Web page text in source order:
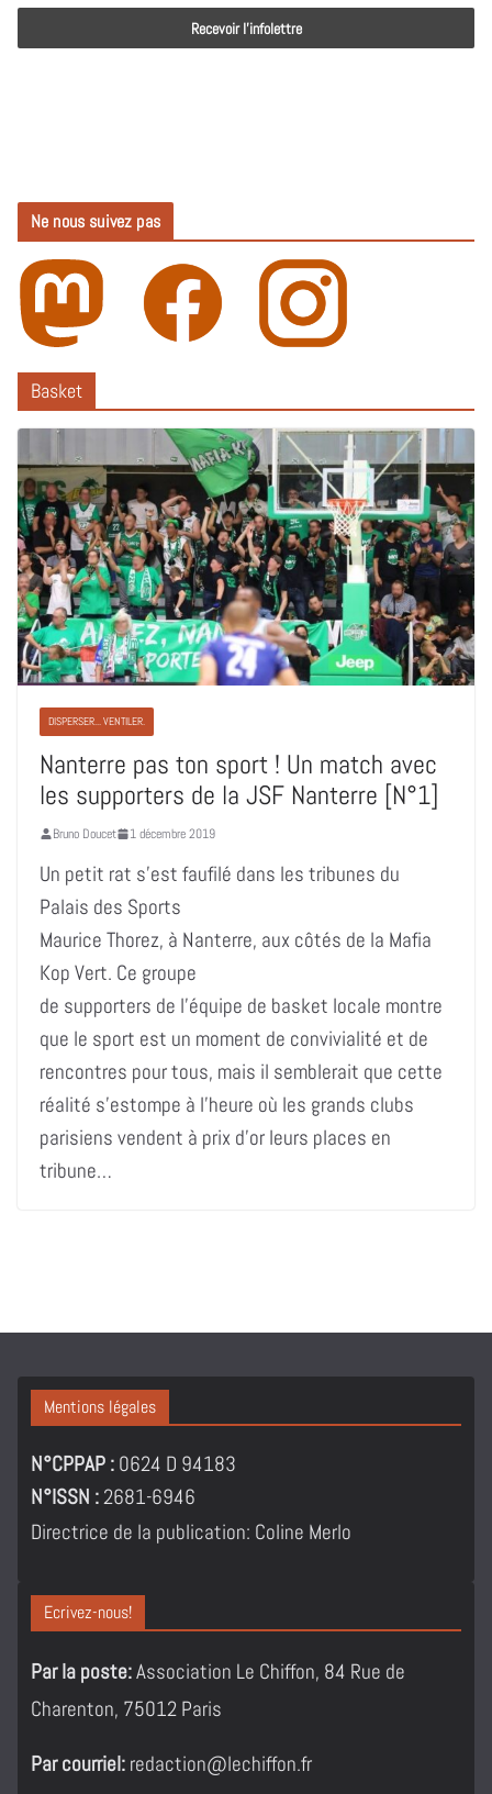
Basket
DISPERSER... VENTILER.
Nanterre pas ton sport ! Un match avec
les supporters de la JSF Nanterre [N°1]
Bruno Doucet 1 décembre 2019
Un petit rat s’est faufilé dans les tribunes du
Palais des Sports
Maurice Thorez, à Nanterre, aux côtés de la Mafia
Kop Vert. Ce groupe
de supporters de l’équipe de basket locale montre
que le sport est un moment de convivialité et de
rencontres pour tous, mais il semblerait que cette
réalité s’estompe à l’heure où les grands clubs
parisiens vendent à prix d’or leurs places en
tribune…
Ne nous suivez pas
Mentions légales
N°CPPAP : 0624 D 94183
N°ISSN :2681-6946
Directrice de la publication: Coline Merlo
Ecrivez-nous!
Par la poste:Association Le Chiffon, 84 Rue de
Charenton, 75012 Paris
Par courriel: redaction@lechiffon.fr